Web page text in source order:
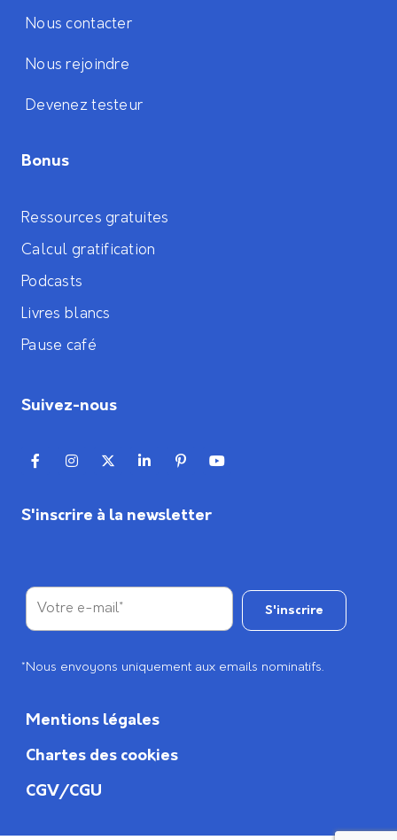
Nous contacter
Nous rejoindre
Devenez testeur
Bonus
Ressources gratuites
Calcul gratification
Podcasts
Livres blancs
Pause café
Suivez-nous
S'inscrire à la newsletter
*Nous envoyons uniquement aux emails nominatifs.
Mentions légales
Chartes des cookies
CGV/CGU